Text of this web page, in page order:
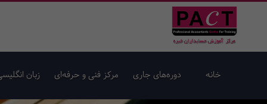
خانه دوره‌های جاری مرکز فنی و حرفه‌ای زبان